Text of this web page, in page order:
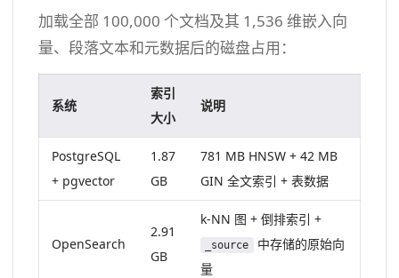
加载全部 100,000 个文档及其 1,536 维嵌入向
量、段落文本和元数据后的磁盘占用：
系统
索引
大小
说明
PostgreSQL
+ pgvector
1.87
GB
781 MB HNSW + 42 MB
GIN 全文索引 + 表数据
OpenSearch
2.91
GB
k-NN 图 + 倒排索引 +
_source
中存储的原始向
量